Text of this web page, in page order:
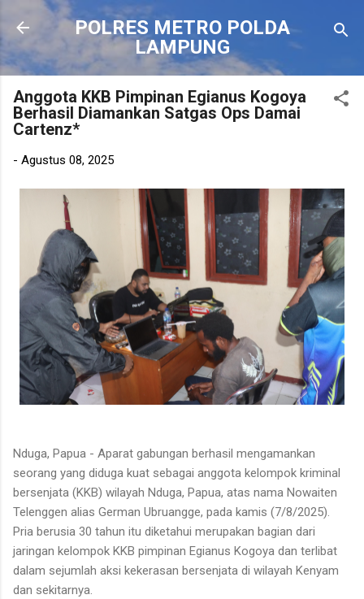
Langsung ke konten utama
POLRES METRO POLDA
LAMPUNG
Anggota KKB Pimpinan Egianus Kogoya
Berhasil Diamankan Satgas Ops Damai
Cartenz*
- Agustus 08, 2025
Nduga, Papua - Aparat gabungan berhasil mengamankan
seorang yang diduga kuat sebagai anggota kelompok kriminal
bersenjata (KKB) wilayah Nduga, Papua, atas nama Nowaiten
Telenggen alias German Ubruangge, pada kamis (7/8/2025).
Pria berusia 30 tahun itu diketahui merupakan bagian dari
jaringan kelompok KKB pimpinan Egianus Kogoya dan terlibat
dalam sejumlah aksi kekerasan bersenjata di wilayah Kenyam
dan sekitarnya.